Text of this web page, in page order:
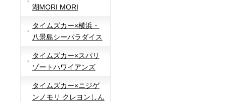
湖MORI MORI
タイムズカー×横浜・
八景島シーパラダイス
タイムズカー×スパリ
ゾートハワイアンズ
タイムズカー×ニジゲ
ンノモリ クレヨンしん